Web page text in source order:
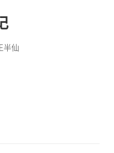
半仙